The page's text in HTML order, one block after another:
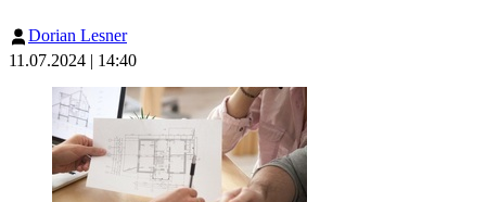
Dorian Lesner
11.07.2024 | 14:40